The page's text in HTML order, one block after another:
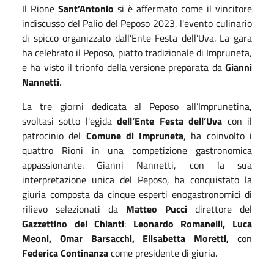
Il Rione Sant’Antonio si è affermato come il vincitore
indiscusso del Palio del Peposo 2023, l'evento culinario
di spicco organizzato dall’Ente Festa dell’Uva. La gara
ha celebrato il Peposo, piatto tradizionale di Impruneta,
e ha visto il trionfo della versione preparata da Gianni
Nannetti.
La tre giorni dedicata al Peposo all’Imprunetina,
svoltasi sotto l'egidadell’Ente Festa dell’Uva con il
patrocinio del Comune di Impruneta, ha coinvolto i
quattro Rioni in una competizione gastronomica
appassionante. Gianni Nannetti, con la sua
interpretazione unica del Peposo, ha conquistato la
giuria composta da cinque esperti enogastronomici di
rilievo selezionati da Matteo Pucci direttore del
Gazzettino del Chianti: Leonardo Romanelli, Luca
Meoni, Omar Barsacchi, Elisabetta Moretti, con
Federica Continanzacome presidente di giuria.